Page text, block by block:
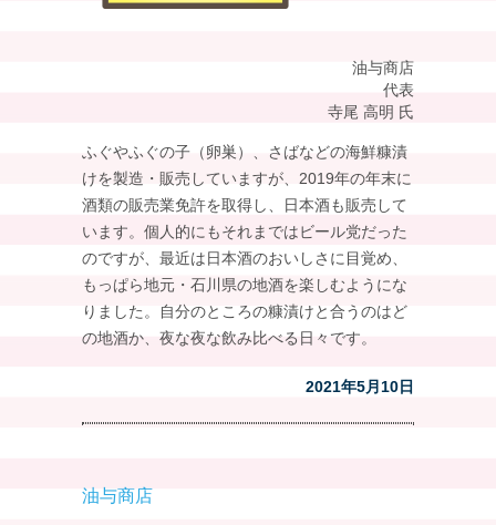
油与商店
代表
寺尾 高明 氏
ふぐやふぐの子（卵巣）、さばなどの海鮮糠漬
けを製造・販売していますが、2019年の年末に
酒類の販売業免許を取得し、日本酒も販売して
います。個人的にもそれまではビール党だった
のですが、最近は日本酒のおいしさに目覚め、
もっぱら地元・石川県の地酒を楽しむようにな
りました。自分のところの糠漬けと合うのはど
の地酒か、夜な夜な飲み比べる日々です。
2021年5月10日
油与商店